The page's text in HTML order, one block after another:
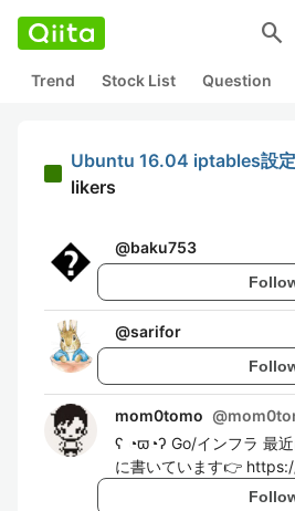
search
Trend Stock List Question
Ubuntu 16.04 iptables設定
likers
@baku753
@sarifor
mom0tomo @
ʕ ◔ϖ◔ʔ Go/インフラ 最
に書いています👉